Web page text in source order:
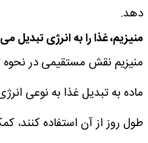
دهد.
منیزیم، غذا را به انرژی تبدیل
منیزیم نقش مستقیمی در نحوه
ماده به تبدیل غذا به نوعی
طول روز از آن استفاده کنند،